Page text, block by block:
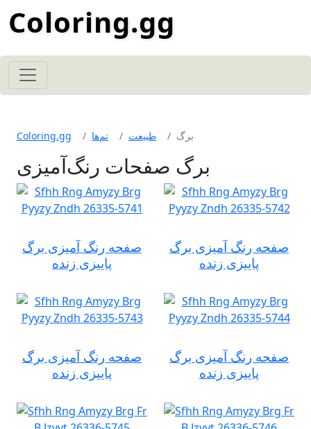
Coloring.gg
Coloring.gg تم‌ها طبیعت برگ
برگ صفحات رنگ‌آمیزی
صفحه رنگ آمیزی برگ
پاییزی زنده
صفحه رنگ آمیزی برگ
پاییزی زنده
صفحه رنگ آمیزی برگ
پاییزی زنده
صفحه رنگ آمیزی برگ
پاییزی زنده